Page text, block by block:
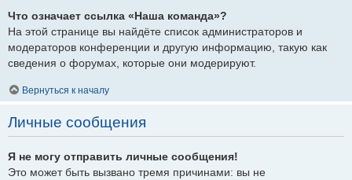
Что означает ссылка «Наша команда»?
На этой странице вы найдёте список администраторов и
модераторов конференции и другую информацию, такую как
сведения о форумах, которые они модерируют.
Вернуться к началу
Личные сообщения
Я не могу отправить личные сообщения!
Это может быть вызвано тремя причинами: вы не